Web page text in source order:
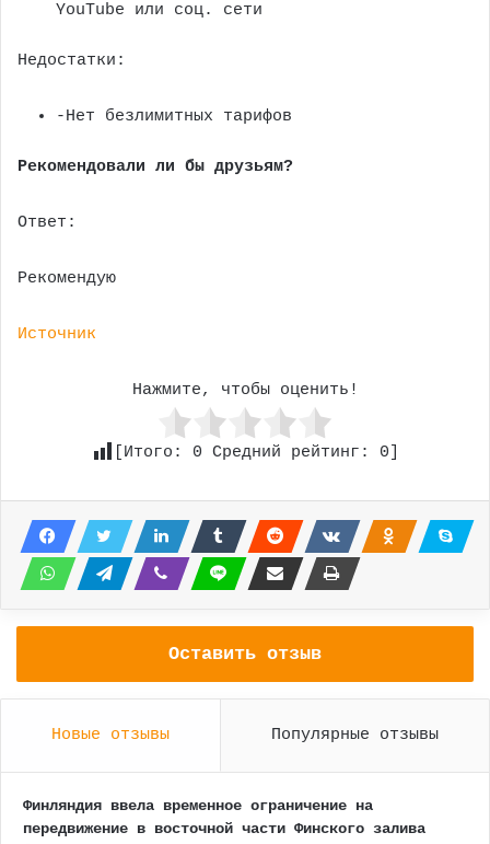
YouTube или соц. сети
Недостатки:
-Нет безлимитных тарифов
Рекомендовали ли бы друзьям?
Ответ:
Рекомендую
Источник
Нажмите, чтобы оценить!
[Итого: 0 Средний рейтинг: 0
Оставить отзыв
Новые отзывы Популярные отзывы
Финляндия ввела временное ограничение на
передвижение в восточной части Финского залива